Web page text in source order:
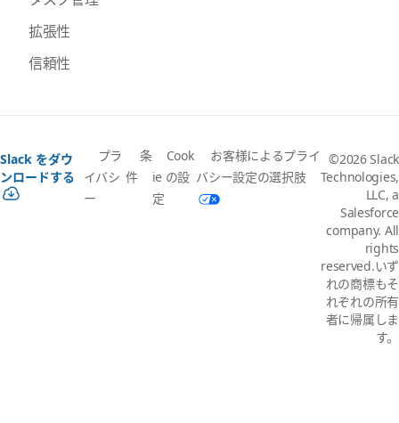
拡張性
信頼性
Slack をダウ
ンロードする
プラ
イバシ
ー
条
件
Cook
ie の設
定
お客様によるプライ
バシー設定の選択肢
©2026 Slack
Technologies,
LLC, a
Salesforce
company. All
rights
reserved.いず
れの商標もそ
れぞれの所有
者に帰属しま
す。